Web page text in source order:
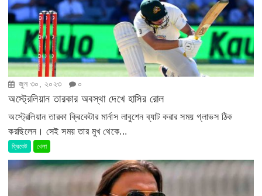
জুন ৩০, ২০২৩ ০
অস্ট্রেলিয়ান তারকার অবস্থা দেখে হাসির রোল
অস্ট্রেলিয়ান তারকা ক্রিকেটার মার্নাস লাবুশেন ব্যাট করার সময় গ্লাভস ঠিক
করছিলেন। সেই সময় তার মুখ থেকে...
ক্রিকেট খেলা